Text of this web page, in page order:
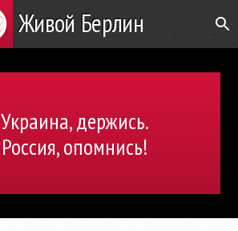
Живой Берлин
Украина, держись.
Россия, опомнись!